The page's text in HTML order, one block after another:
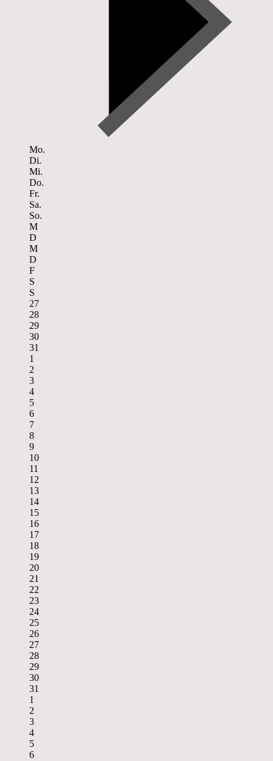
Mo.
Di.
Mi.
Do.
Fr.
Sa.
So.
M
D
M
D
F
S
S
27
28
29
30
31
1
2
3
4
5
6
7
8
9
10
11
12
13
14
15
16
17
18
19
20
21
22
23
24
25
26
27
28
29
30
31
1
2
3
4
5
6